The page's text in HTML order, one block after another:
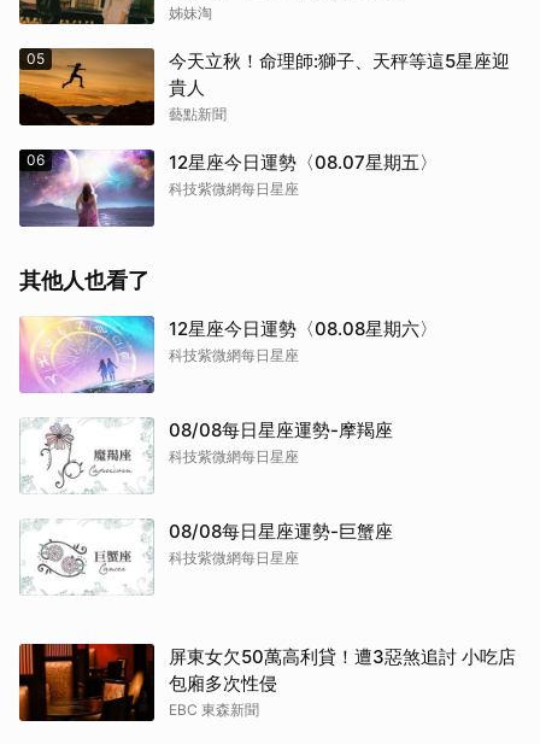
姊妹淘
05
今天立秋！命理師:獅子、天秤等這5星座迎
貴人
藝點新聞
06 12星座今日運勢〈08.07星期五〉
科技紫微網每日星座
其他人也看了
12星座今日運勢〈08.08星期六〉
科技紫微網每日星座
08/08每日星座運勢-摩羯座
科技紫微網每日星座
08/08每日星座運勢-巨蟹座
科技紫微網每日星座
屏東女欠50萬高利貸！遭3惡煞追討 小吃店
包廂多次性侵
EBC 東森新聞